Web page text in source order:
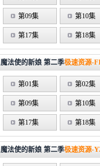
第09集 第10集
第17集 第18集
魔法使的新娘 第二季极速资源-
第01集 第02集
第09集 第10集
第17集 第18集
魔法使的新娘 第二季极速资源-